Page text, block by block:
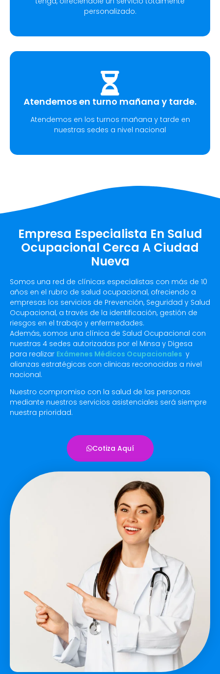
personalizado.
Atendemos en turno mañana y tarde.
Atendemos en los turnos mañana y tarde en
nuestras sedes a nivel nacional
Empresa Especialista En Salud
Ocupacional Cerca A Ciudad
Nueva
Somos una red de clínicas especialistas con más de 10
años en el rubro de salud ocupacional, ofreciendo a
empresas los servicios de Prevención, Seguridad y Salud
Ocupacional, a través de la identificación, gestión de
riesgos en el trabajo y enfermedades.
Además, somos una clínica de Salud Ocupacional con
nuestras 4 sedes autorizadas por el Minsa y Digesa
para realizar Exámenes Médicos Ocupacionales y
alianzas estratégicas con clinicas reconocidas a nivel
nacional.
Nuestro compromiso con la salud de las personas
mediante nuestros servicios asistenciales será siempre
nuestra prioridad.
Cotiza Aquí